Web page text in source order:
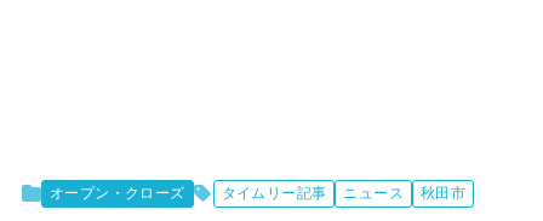
オープン・クローズ タイムリー記事 ニュース 秋田市